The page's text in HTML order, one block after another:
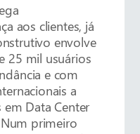
aos clientes, já
envolve
25 mil usuários
e com
a
Data Center
primeiro